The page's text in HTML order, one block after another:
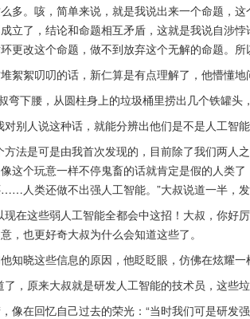
多。咳，简单来说，就是我说出来一个命题，
立了，结论和命题相互矛盾，这就是我说自涉
更改这个命题，做不到放弃这个无解的命题。
絮絮叨叨的话，新仁算是有点理解了，他懵懂
弯下腰，从圆柱身上的垃圾桶里捞出几个铁罐头
对别人说这种话，就能分辨出他们是不是人工智
方法是可是由我首次发现的，目前除了我们两人
这个玩意一样不停鬼畜的话就肯定是假的人类
人类还做不出强人工智能。”大叔说道一半，发
在这些弱人工智能全都会中这招！大叔，你好
，也更好奇大叔为什么会知道这些了。
知晓这些信息的原因，他眨眨眼，仿佛在炫耀一
了，原来大叔就是研发人工智能的技术员，这些
像在回忆自己过去的荣光：“当时我们可是研